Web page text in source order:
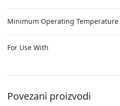
Minimum Operating Temperature
For Use With
Povezani proizvodi